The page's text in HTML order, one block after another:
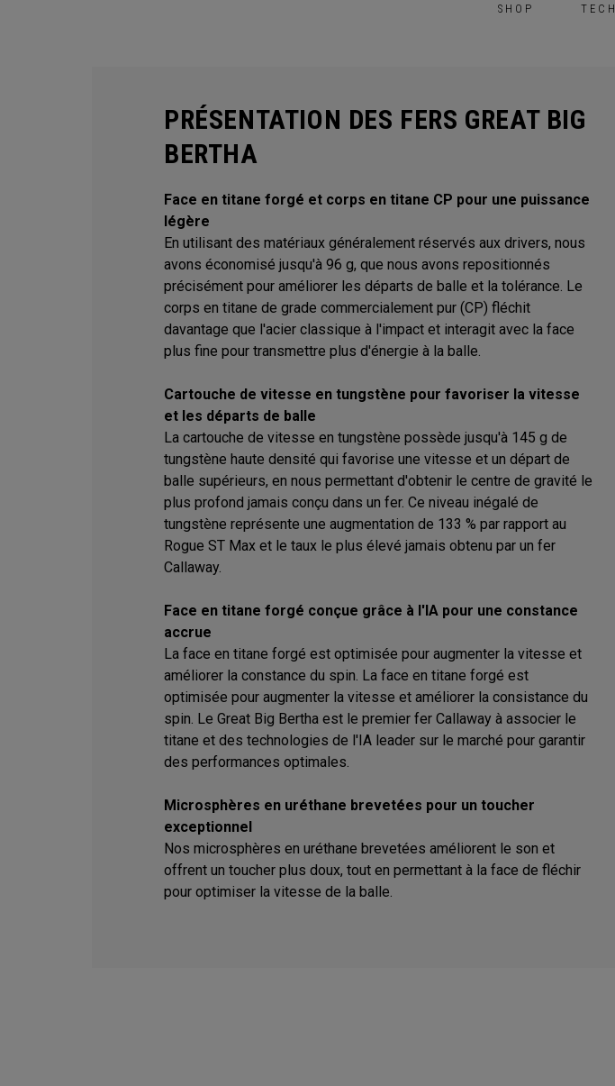
SHOP TECH
PRÉSENTATION DES FERS GREAT BIG
BERTHA
Face en titane forgé et corps en titane CP pour une puissance
légère
En utilisant des matériaux généralement réservés aux drivers, nous
avons économisé jusqu'à 96 g, que nous avons repositionnés
précisément pour améliorer les départs de balle et la tolérance. Le
corps en titane de grade commercialement pur (CP) fléchit
davantage que l'acier classique à l'impact et interagit avec la face
plus fine pour transmettre plus d'énergie à la balle.
Cartouche de vitesse en tungstène pour favoriser la vitesse
et les départs de balle
La cartouche de vitesse en tungstène possède jusqu'à 145 g de
tungstène haute densité qui favorise une vitesse et un départ de
balle supérieurs, en nous permettant d'obtenir le centre de gravité le
plus profond jamais conçu dans un fer. Ce niveau inégalé de
tungstène représente une augmentation de 133 % par rapport au
Rogue ST Max et le taux le plus élevé jamais obtenu par un fer
Callaway.
Face en titane forgé conçue grâce à l'IA pour une constance
accrue
La face en titane forgé est optimisée pour augmenter la vitesse et
améliorer la constance du spin. La face en titane forgé est
optimisée pour augmenter la vitesse et améliorer la consistance du
spin. Le Great Big Bertha est le premier fer Callaway à associer le
titane et des technologies de l'IA leader sur le marché pour garantir
des performances optimales.
Microsphères en uréthane brevetées pour un toucher
exceptionnel
Nos microsphères en uréthane brevetées améliorent le son et
offrent un toucher plus doux, tout en permettant à la face de fléchir
pour optimiser la vitesse de la balle.